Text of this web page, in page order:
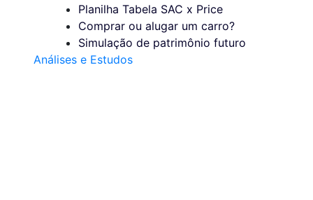
Planilha Tabela SAC x Price
Comprar ou alugar um carro?
Simulação de patrimônio futuro
Análises e Estudos